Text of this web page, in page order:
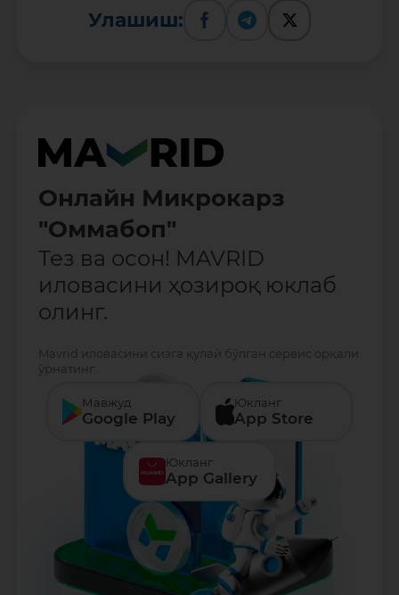
Улашиш:
Онлайн Микрокарз
"Оммабоп"
Тез ва осон! MAVRID
иловасини ҳозироқ юклаб
олинг.
Mavrid иловасини сизга қулай бўлган сервис орқали
ўрнатинг:
Мавжуд
Google Play
Юкланг
App Store
Юкланг
App Gallery